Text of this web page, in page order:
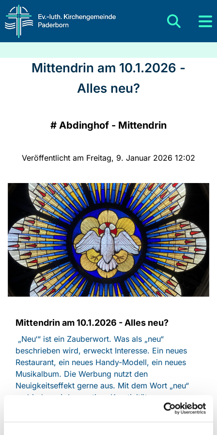
Mittendrin am 10.1.2026 -
Alles neu?
# Abdinghof - Mittendrin
Veröffentlicht am Freitag, 9. Januar 2026 12:02
Mittendrin am 10.1.2026 - Alles neu?
„Neu‘“ ist ein Zauberwort. Was als „neu“
beschrieben wird, erweckt Interesse. Ein neues
Restaurant, ein neues Handy-Modell, ein neues
Musikalbum. Die Werbung nutzt den
Neuigkeitseffekt gerne aus. Mit dem Wort „neu“
verbinden wir Innovation, Kreativität,
Anfangszauber. Was erwartet mich in diesem